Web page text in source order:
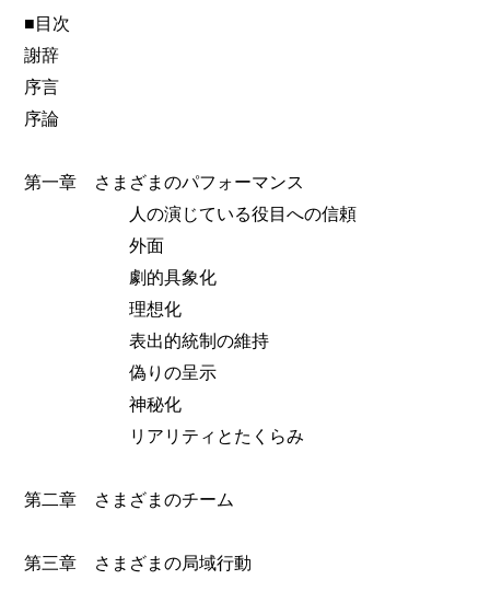
■目次
謝辞
序言
序論
第一章 さまざまのパフォーマンス
人の演じている役目への信頼
外面
劇的具象化
理想化
表出的統制の維持
偽りの呈示
神秘化
リアリティとたくらみ
第二章 さまざまのチーム
第三章 さまざまの局域行動